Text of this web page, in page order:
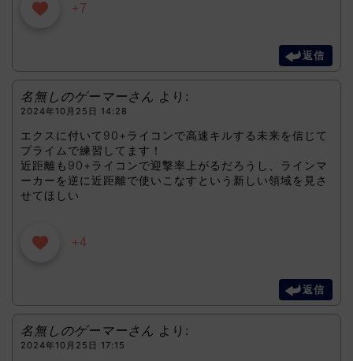
+7
返信
名無しのゲーマーさん より:
2024年10月25日 14:28
エクスに付いて90+ライコンで高速キルする未来を信じて
プライムで練習してます！
近距離も90+ライコンで迎撃率上がるだろうし、ラインマ
ーカーを逆に近距離で使いこなすという新しい領域を見さ
せてほしい
+4
返信
名無しのゲーマーさん より:
2024年10月25日 17:15